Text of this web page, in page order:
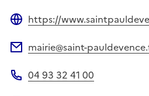
https://
mairie@saint-
04 93 32 41 00